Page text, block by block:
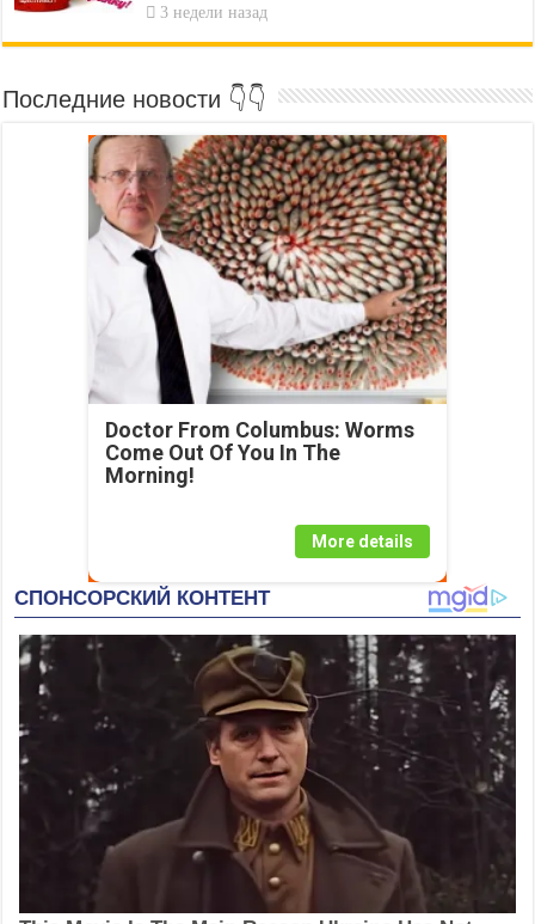
3 недели назад
Последние новости 👇👇
Doctor From Columbus: Worms
Come Out Of You In The
Morning!
More details